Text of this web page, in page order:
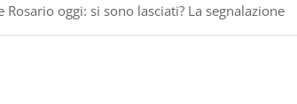
oggi: si sono lasciati? La segnalazione